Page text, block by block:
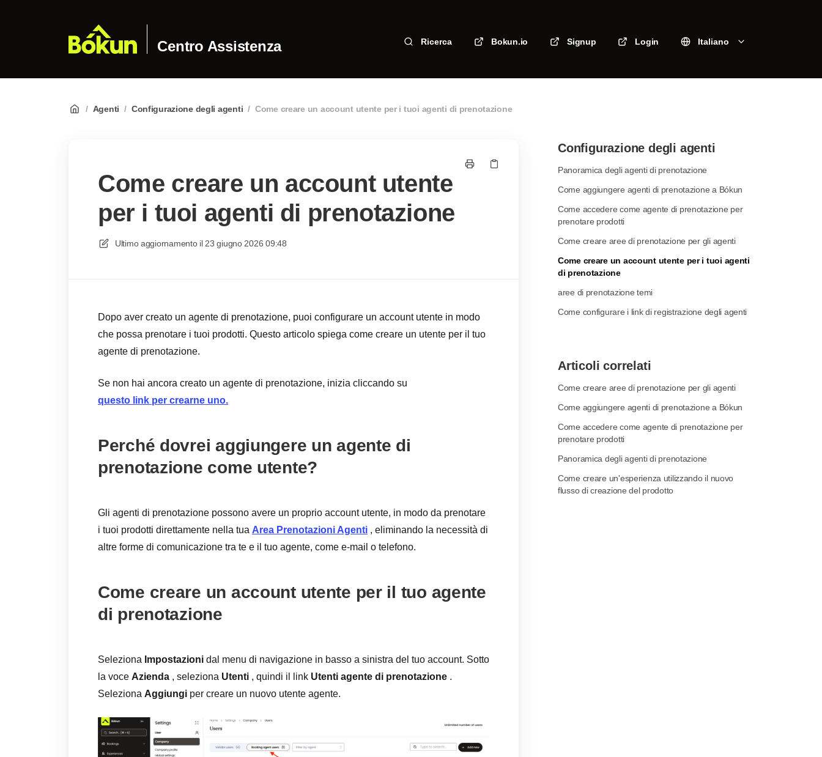
Centro Assistenza Ricerca Bokun.io Signup Login Italiano
/ Agenti / Configurazione degli agenti / Come creare un account utente per i tuoi agenti di prenotazione
Come creare un account utente
per i tuoi agenti di prenotazione
Ultimo aggiornamento il 23 giugno 2026 09:48
Dopo aver creato un agente di prenotazione, puoi configurare un account utente in modo
che possa prenotare i tuoi prodotti. Questo articolo spiega come creare un utente per il tuo
agente di prenotazione.
Se non hai ancora creato un agente di prenotazione, inizia cliccando su
questo link per crearne uno.
Perché dovrei aggiungere un agente di
prenotazione come utente?
Gli agenti di prenotazione possono avere un proprio account utente, in modo da prenotare
i tuoi prodotti direttamente nella tua Area Prenotazioni Agenti , eliminando la necessità di
altre forme di comunicazione tra te e il tuo agente, come e-mail o telefono.
Come creare un account utente per il tuo agente
di prenotazione
Seleziona Impostazioni dal menu di navigazione in basso a sinistra del tuo account. Sotto
la voce Azienda , seleziona Utenti , quindi il link Utenti agente di prenotazione .
Seleziona Aggiungi per creare un nuovo utente agente.
Configurazione degli agenti
Panoramica degli agenti di prenotazione
Come aggiungere agenti di prenotazione a Bókun
Come accedere come agente di prenotazione per
prenotare prodotti
Come creare aree di prenotazione per gli agenti
Come creare un account utente per i tuoi agenti
di prenotazione
aree di prenotazione temi
Come configurare i link di registrazione degli agenti
Articoli correlati
Come creare aree di prenotazione per gli agenti
Come aggiungere agenti di prenotazione a Bókun
Come accedere come agente di prenotazione per
prenotare prodotti
Panoramica degli agenti di prenotazione
Come creare un'esperienza utilizzando il nuovo
flusso di creazione del prodotto